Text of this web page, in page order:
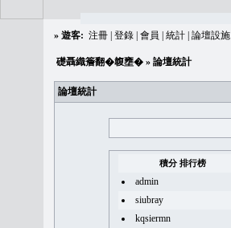
» 遊客: 注冊 登錄 會員 統計 論壇設施
礎聶織簷翻�䪖壅� » 論壇統計
論壇統計
積分 排行榜
admin
siubray
kqsiermn